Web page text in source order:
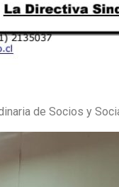
de Socios y